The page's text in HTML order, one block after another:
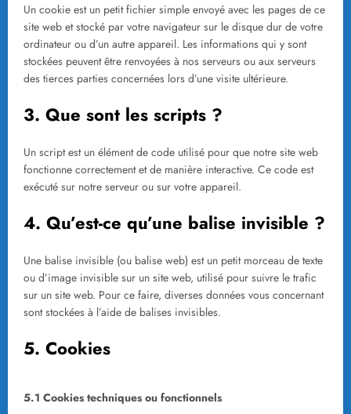
Un cookie est un petit fichier simple envoyé avec les pages de ce
site web et stocké par votre navigateur sur le disque dur de votre
ordinateur ou d’un autre appareil. Les informations qui y sont
stockées peuvent être renvoyées à nos serveurs ou aux serveurs
des tierces parties concernées lors d’une visite ultérieure.
3. Que sont les scripts ?
Un script est un élément de code utilisé pour que notre site web
fonctionne correctement et de manière interactive. Ce code est
exécuté sur notre serveur ou sur votre appareil.
4. Qu’est-ce qu’une balise invisible ?
Une balise invisible (ou balise web) est un petit morceau de texte
ou d’image invisible sur un site web, utilisé pour suivre le trafic
sur un site web. Pour ce faire, diverses données vous concernant
sont stockées à l’aide de balises invisibles.
5. Cookies
5.1 Cookies techniques ou fonctionnels